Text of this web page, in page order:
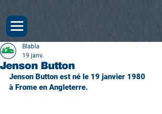
Jenson Button
Blabla
19 janv.
Jenson Button est né le 19 janvier 1980
à Frome en Angleterre.